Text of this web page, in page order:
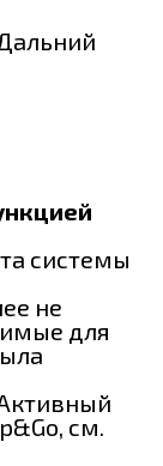
системы
не
для
см.